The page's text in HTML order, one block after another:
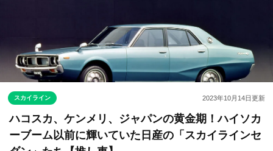
スカイライン 2023年10月14日更新
ハコスカ、ケンメリ、ジャパンの黄金期！ハイソカ
ーブーム以前に輝いていた日産の「スカイラインセ